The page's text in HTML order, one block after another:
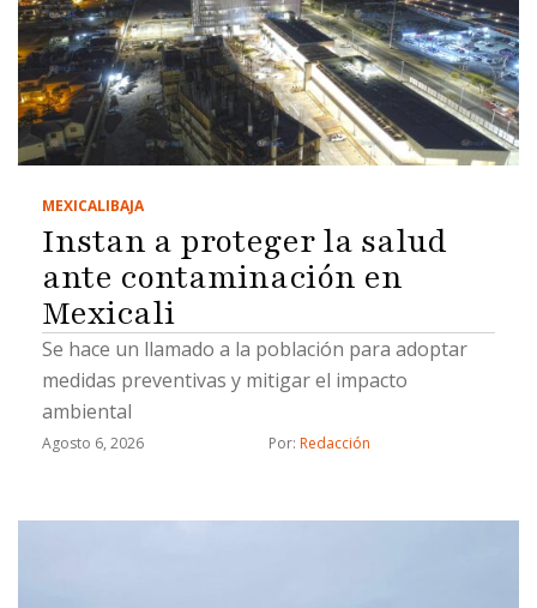
MEXICALIBAJA
Instan a proteger la salud
ante contaminación en
Mexicali
Se hace un llamado a la población para adoptar
medidas preventivas y mitigar el impacto
ambiental
Agosto 6, 2026 Por: Redacción